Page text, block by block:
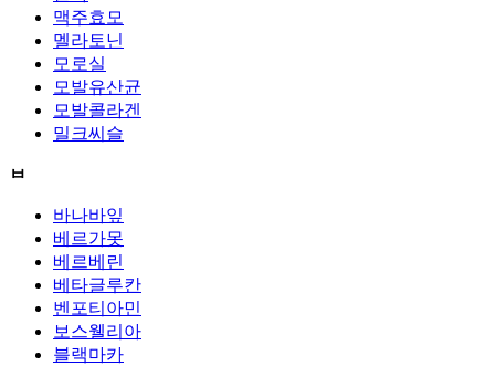
맥주효모
멜라토닌
모로실
모발유산균
모발콜라겐
밀크씨슬
ㅂ
바나바잎
베르가못
베르베린
베타글루칸
벤포티아민
보스웰리아
블랙마카